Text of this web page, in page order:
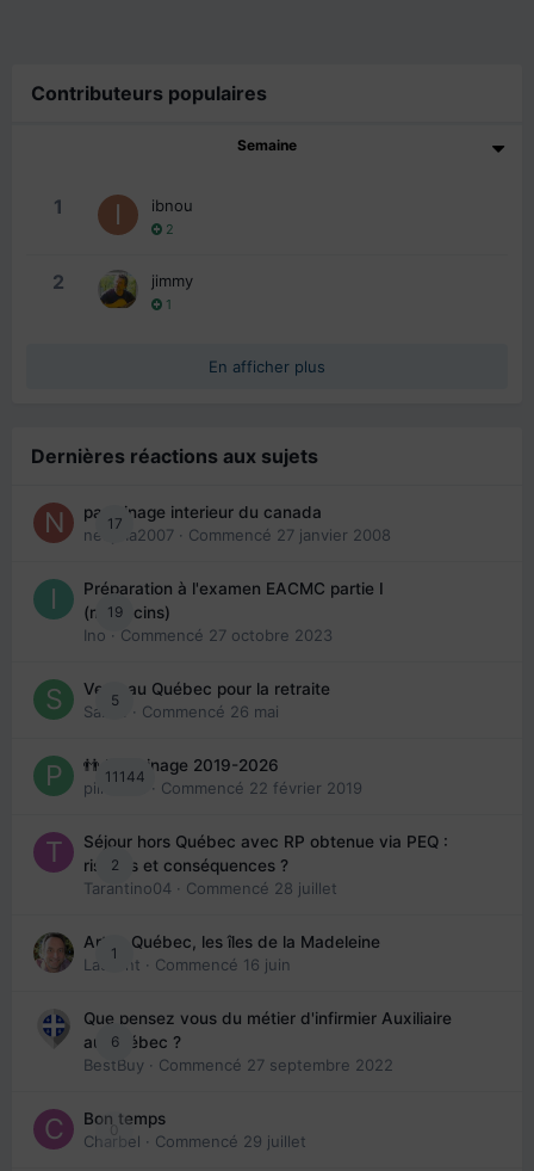
Contributeurs populaires
Semaine
1 ibnou
2
2 jimmy
1
En afficher plus
Dernières réactions aux sujets
17
parrainage interieur du canada
nedjma2007 · Commencé 27 janvier 2008
19
Préparation à l'examen EACMC partie I
(médecins)
Ino · Commencé 27 octobre 2023
5
Venir au Québec pour la retraite
Sab74
· Commencé 26 mai
11144
👬 Parrainage 2019-2026
piinoush · Commencé 22 février 2019
2
Séjour hors Québec avec RP obtenue via PEQ :
risques et conséquences ?
Tarantino04 · Commencé 28 juillet
1
Arte : Québec, les îles de la Madeleine
Laurent · Commencé 16 juin
6
Que pensez vous du métier d'infirmier Auxiliaire
au Québec ?
BestBuy · Commencé 27 septembre 2022
0
Bon temps
Charbel · Commencé 29 juillet